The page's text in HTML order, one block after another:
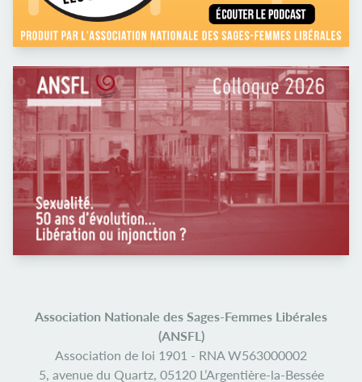
Association Nationale des Sages-Femmes Libérales
(ANSFL)
Association de loi 1901 - RNA W563000002
5, avenue du Quartz, 05120 L’Argentière-la-Bessée